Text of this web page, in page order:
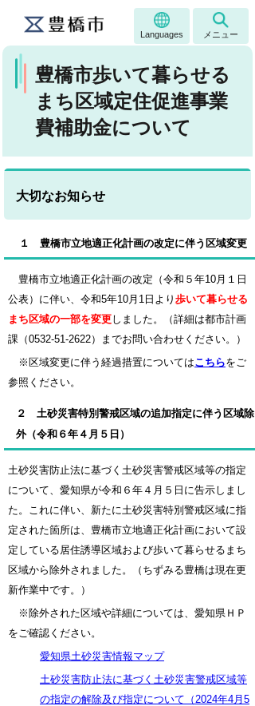
Languages メニュー
豊橋市歩いて暮らせる
まち区域定住促進事業
費補助金について
大切なお知らせ
１ 豊橋市立地適正化計画の改定に伴う区域変更
豊橋市立地適正化計画の改定（令和５年10月１日
公表）に伴い、令和5年10月1日より 歩いて暮らせる
まち区域の一部を変更しました。（詳細は都市計画
課（0532-51-2622）までお問い合わせください。）
※ 区域変更に伴う経過措置についてはこちらをご
参照ください。
２ 土砂災害特別警戒区域の追加指定に伴う区域除
外（令和６年４月５日）
土砂災害防止法に基づく土砂災害警戒区域等の指定
について、愛知県が令和６年４月５日に告示しまし
た。これに伴い、新たに土砂災害特別警戒区域に指
定された箇所は、豊橋市立地適正化計画において設
定している居住誘導区域および歩いて暮らせるまち
区域から除外されました。（ちずみる豊橋は現在更
新作業中です。）
※除外された区域や詳細については、愛知県ＨＰ
をご確認ください。
愛知県土砂災害情報マップ
土砂災害防止法に基づく土砂災害警戒区域等
の指定の解除及び指定について（2024年4月5